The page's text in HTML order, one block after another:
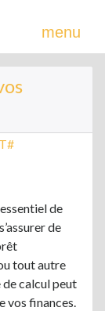
menu
de
de
tout autre
calcul peut
vos finances.